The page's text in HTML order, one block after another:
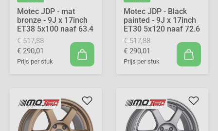
Motec JDP - mat
bronze - 9J x 17inch
ET38 5x100 naaf 63.4
€ 517,88
€ 290,01
Prijs per stuk
Motec JDP - Black
painted - 9J x 17inch
ET30 5x120 naaf 72.6
€ 517,88
€ 290,01
Prijs per stuk